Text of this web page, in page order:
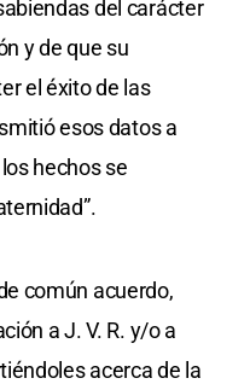
del carácter
y de que su
el éxito de las
esos datos a
hechos se
común acuerdo,
a J. V. R. y/o a
acerca de la